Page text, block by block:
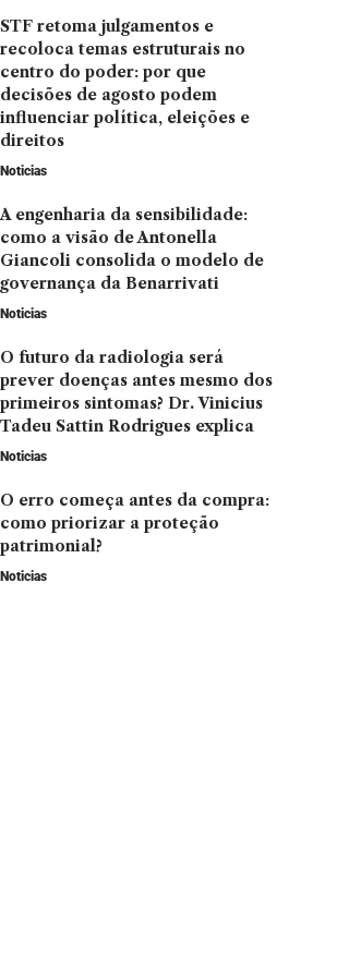
STF retoma julgamentos e
recoloca temas estruturais no
centro do poder: por que
decisões de agosto podem
influenciar política, eleições e
direitos
Noticias
A engenharia da sensibilidade:
como a visão de Antonella
Giancoli consolida o modelo de
governança da Benarrivati
Noticias
O futuro da radiologia será
prever doenças antes mesmo dos
primeiros sintomas? Dr. Vinicius
Tadeu Sattin Rodrigues explica
Noticias
O erro começa antes da compra:
como priorizar a proteção
patrimonial?
Noticias